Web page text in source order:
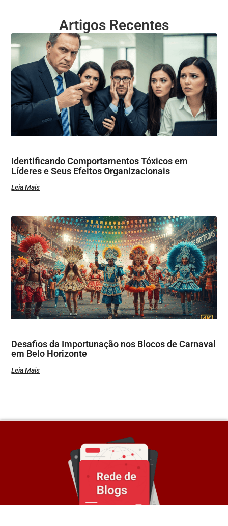
Artigos Recentes
Identificando Comportamentos Tóxicos em
Líderes e Seus Efeitos Organizacionais
Leia Mais
Desafios da Importunação nos Blocos de Carnaval
em Belo Horizonte
Leia Mais